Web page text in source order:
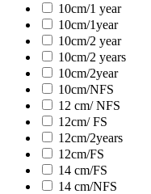
10cm/1 year
10cm/1year
10cm/2 year
10cm/2 years
10cm/2year
10cm/NFS
12 cm/ NFS
12cm/ FS
12cm/2years
12cm/FS
14 cm/FS
14 cm/NFS